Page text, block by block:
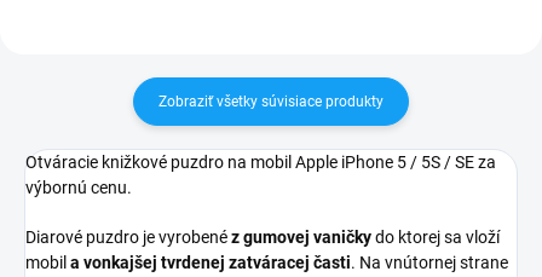
Zobraziť všetky súvisiace produkty
Otváracie knižkové puzdro na mobil Apple iPhone 5 / 5S / SE za
výbornú cenu.
Diarové puzdro je vyrobenéz gumovej vaničkydo ktorej sa vloží
mobil a vonkajšej tvrdenej zatváracej časti. Na vnútornej strane